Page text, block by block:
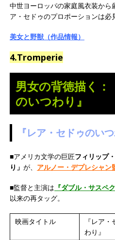
中世ヨーロッパの家庭風衣装か
ア・セドゥのプロポーションは必
美女と野獣（作品情報）
4.Tromperie
男女の背徳描く：
のいつわり』
『レア・セドゥのい
■アメリカ文学の巨匠フィリップ
り」 が、 アルノー・デプレシャン
■監督と主演は 『ダブル・サスペ
以来の再タッグ。
映画タイトル
『レア
わり』